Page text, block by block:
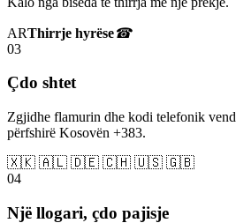
ARThirrje hyrëse☎
03
Çdo shtet
Zgjidhe flamurin dhe kodi telefonik
përfshirë Kosovën +383.
🇽🇰 🇦🇱 🇩🇪 🇨🇭 🇺🇸 🇬🇧
04
Një llogari, çdo pajisje